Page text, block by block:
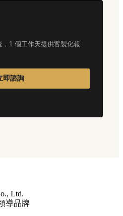
1 個工作天提供客製化報
即諮詢
Ltd.
導品牌